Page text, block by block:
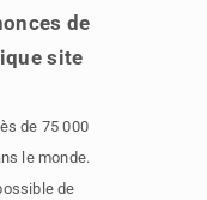
de
site
de 75 000
le monde.
de